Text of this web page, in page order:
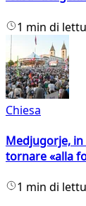
1 min di
Chiesa
Medjugorje, in
tornare «alla
1 min di